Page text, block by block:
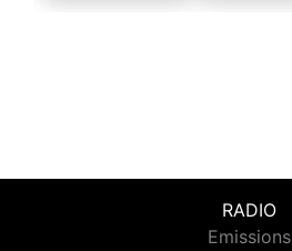
RADIO
Emissions